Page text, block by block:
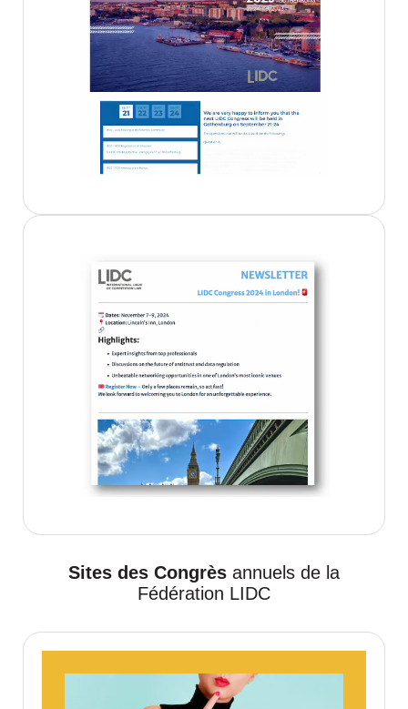
Sites des Congrès annuels de la
Fédération LIDC